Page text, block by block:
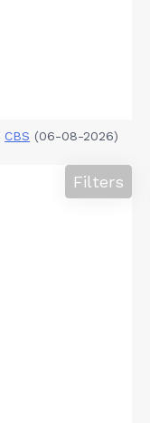
CBS (06-08-2026)
Filters